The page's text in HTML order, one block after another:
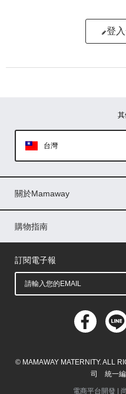
登
(圖片格式限jpg、jpeg)
其
台灣
印尼
菲律賓
馬來西亞
關於Mamaway
門市據點
最新消息
品牌故事
人力招募
媒體花絮
隱私權聲明
CSR企業社會責任
購物指南
購物常見問題
退換貨問題
儲值金使用條款
購買儲值金
發票問題
會員權益
線上留言
吸乳器-免費體驗
訂閱電子報
© MAMAWAY MATERNITY. ALL
司 統一編
電商平台開發 |